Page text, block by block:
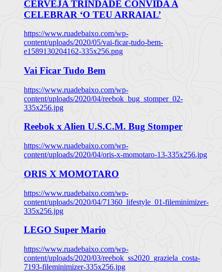
CERVEJA TRINDADE CONVIDA A
CELEBRAR ‘O TEU ARRAIAL’
https://www.ruadebaixo.com/wp-
content/uploads/2020/05/vai-ficar-tudo-bem-
e1589130204162-335x256.png
Vai Ficar Tudo Bem
https://www.ruadebaixo.com/wp-
content/uploads/2020/04/reebok_bug_stomper_02-
335x256.jpg
Reebok x Alien U.S.C.M. Bug Stomper
https://www.ruadebaixo.com/wp-
content/uploads/2020/04/oris-x-momotaro-13-335x256.jpg
ORIS X MOMOTARO
https://www.ruadebaixo.com/wp-
content/uploads/2020/04/71360_lifestyle_01-fileminimizer-
335x256.jpg
LEGO Super Mario
https://www.ruadebaixo.com/wp-
content/uploads/2020/03/reebok_ss2020_graziela_costa-
7193-fileminimizer-335x256.jpg